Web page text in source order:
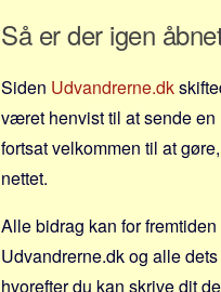
Så er der igen
Siden Udvandrerne.dk
været henvist til at sende en
fortsat velkommen til at
nettet.
Alle bidrag kan for
Udvandrerne.dk og alle
hvorefter du kan skrive dit